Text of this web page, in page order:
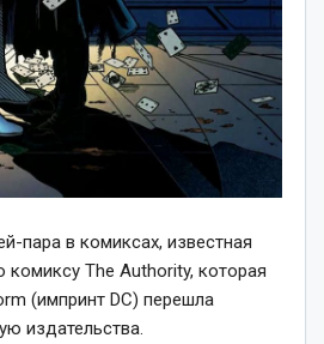
пара в комиксах, известная
The Authority, которая
(импринт DC) перешла
издательства.